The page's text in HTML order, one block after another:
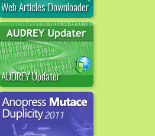
Web Articles Downloader
AUDREY Updater